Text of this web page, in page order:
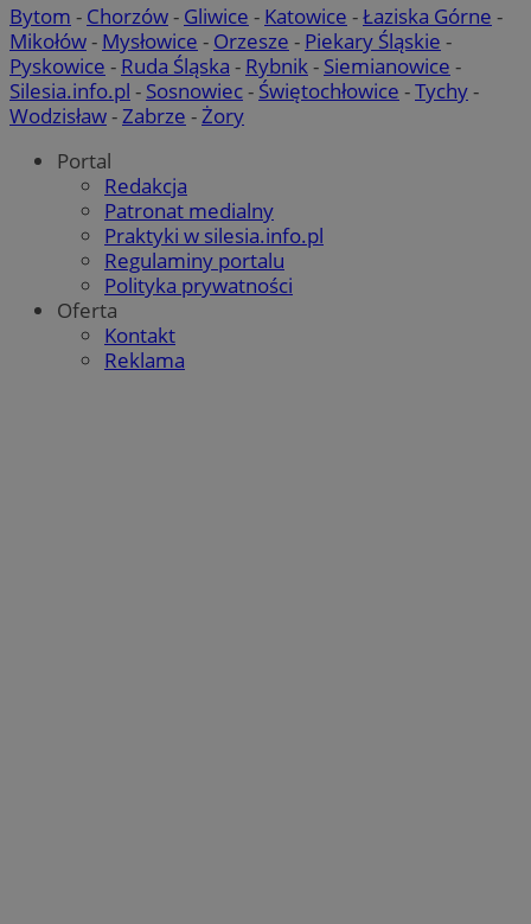
Bytom - Chorzów- Gliwice - Katowice -Łaziska Górne -
Mikołów- Mysłowice - Orzesze - Piekary Śląskie -
Pyskowice - Ruda Śląska - Rybnik- Siemianowice -
Silesia.info.pl - Sosnowiec- Świętochłowice -Tychy-
Wodzisław-Zabrze -Żory
Portal
Redakcja
Patronat medialny
Praktyki w silesia.info.pl
Regulaminy portalu
Polityka prywatności
Oferta
Kontakt
Reklama